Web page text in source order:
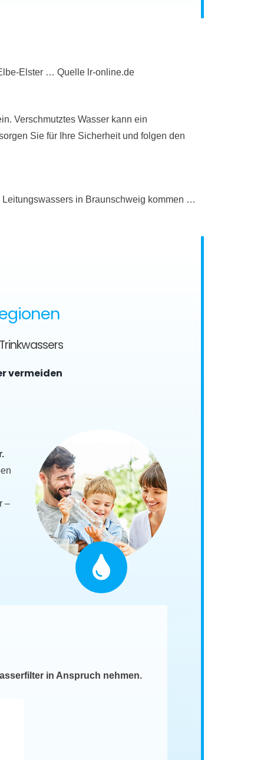
Elster … Quelle lr-online.de
Verschmutztes Wasser kann ein
Sie für Ihre Sicherheit und folgen den
in Braunschweig kommen …
vermeiden
–
in Anspruch nehmen.